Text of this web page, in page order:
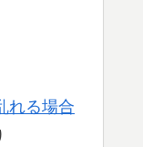
れる場合